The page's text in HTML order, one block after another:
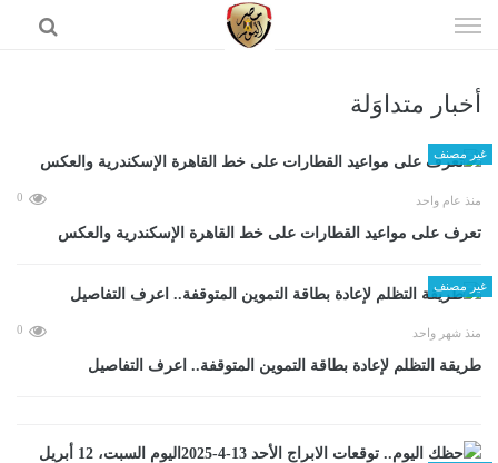
الى
أخبار متداوَلة
غير مصنف
منذ عام واحد 0
تعرف على مواعيد القطارات على خط القاهرة الإسكندرية والعكس
غير مصنف
منذ شهر واحد 0
طريقة التظلم لإعادة بطاقة التموين المتوقفة.. اعرف التفاصيل